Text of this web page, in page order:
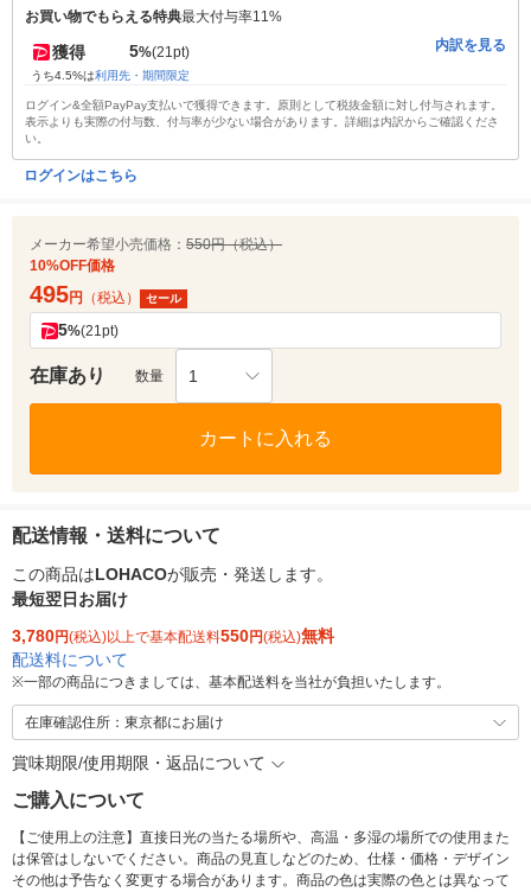
お買い物でもらえる特典最大付与率11%
獲得 5%(21pt)
うち4.5%は利用先・期間限定
内訳を見る
ログイン&全額PayPay支払いで獲得できます。原則として税抜金額に対し付与されます。
表示よりも実際の付与数、付与率が少ない場合があります。詳細は内訳からご確認くださ
い。
ログインはこちら
メーカー希望小売価格： 550円（税込）
10%OFF価格
495円 （税込） セール
5%(21pt)
在庫あり 数量 1
カートに入れる
配送情報・送料について
この商品はLOHACOが販売・発送します。
最短翌日お届け
3,780円(税込)以上で基本配送料550円(税込)無料
配送料について
※一部の商品につきましては、基本配送料を当社が負担いたします。
在庫確認住所：東京都にお届け
賞味期限/使用期限・返品について
ご購入について
【ご使用上の注意】直接日光の当たる場所や、高温・多湿の場所での使用また
は保管はしないでください。商品の見直しなどのため、仕様・価格・デザイン
その他は予告なく変更する場合があります。商品の色は実際の色とは異なって